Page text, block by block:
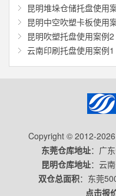
昆明堆垛仓储托盘使用
昆明中空吹塑卡板使用
昆明吹塑托盘使用案例2
云南印刷托盘使用案例1
Copyright © 2012-
东莞仓库地址：广
昆明仓库地址：云
双仓总面积：东莞
点击报